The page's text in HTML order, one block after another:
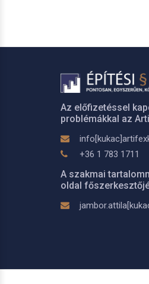
Az előfizetéssel
problémákkal az
+36 1 783 1711
A szakmai
oldal